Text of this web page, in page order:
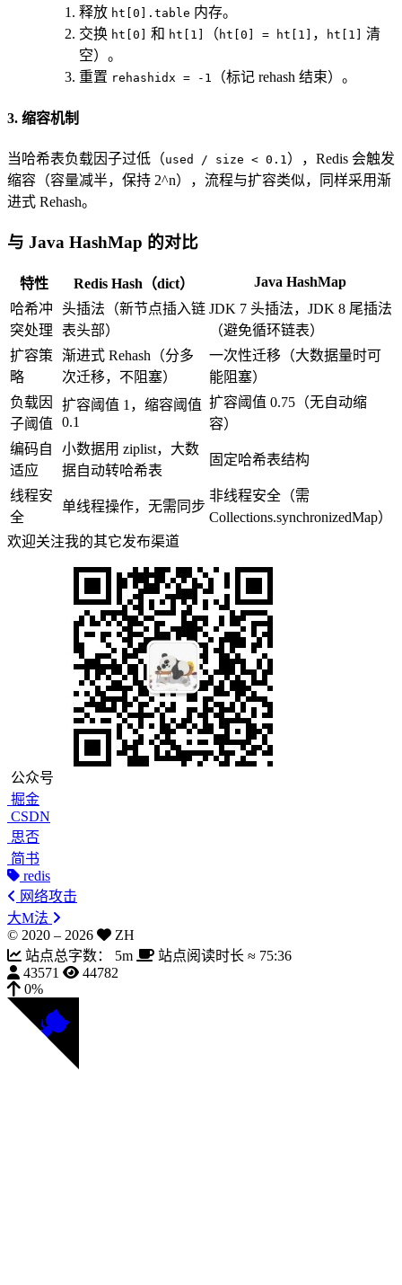
释放 ht[0].table 内存。
交换 ht[0] 和 ht[1] （ ht[0] = ht[1] ， ht[1]
清
空）。
重置 rehashidx = -1 （标记 rehash 结束）。
3. 缩容机制
当哈希表负载因子过低（used / size < 0.1 ），Redis 会触发
缩容（容量减半，保持 2^n），流程与扩容类似，同样采用渐
进式 Rehash。
与 Java HashMap 的对比
特性 Redis Hash（dict）
Java HashMap
哈希冲
突处理
头插法（新节点插入链
表头部）
JDK 7 头插法，JDK 8 尾插法
（避免循环链表）
扩容策
略
渐进式 Rehash（分多
次迁移，不阻塞）
一次性迁移（大数据量时可
能阻塞）
负载因
子阈值
扩容阈值 1，缩容阈值
0.1
扩容阈值 0.75（无自动缩
容）
编码自
适应
小数据用 ziplist，大数
据自动转哈希表
固定哈希表结构
线程安
全
单线程操作，无需同步
非线程安全（需
Collections.synchronizedMap）
欢迎关注我的其它发布渠道
公众号
掘金
CSDN
思否
简书
redis
网络攻击
大M法
© 2020 – 2026
ZH
站点总字数：
5m 站点阅读时长 ≈ 75:36
43571
44782
0%